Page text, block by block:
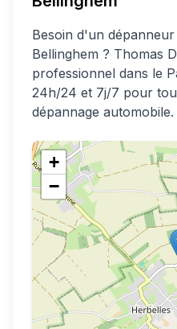
Besoin d'un
Bellinghem ? Thomas
professionnel dans le
24h/24 et 7j/7 pour
dépannage automobile.
+
−